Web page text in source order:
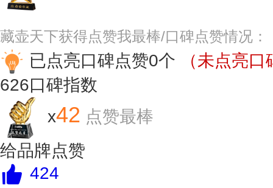
藏壶天下获得点赞我最棒/口碑点赞情况：
已点亮口碑点赞0个
（未点亮
626口碑指数
x42 点赞最棒
给品牌点赞
424